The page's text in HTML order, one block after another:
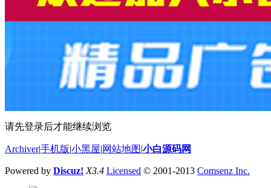
请先登录后才能继续浏览
Archiver|手机版 小黑屋 网站地图 小白源码网
Powered by Discuz! X3.4 Licensed © 2001-2013 Comsenz Inc.